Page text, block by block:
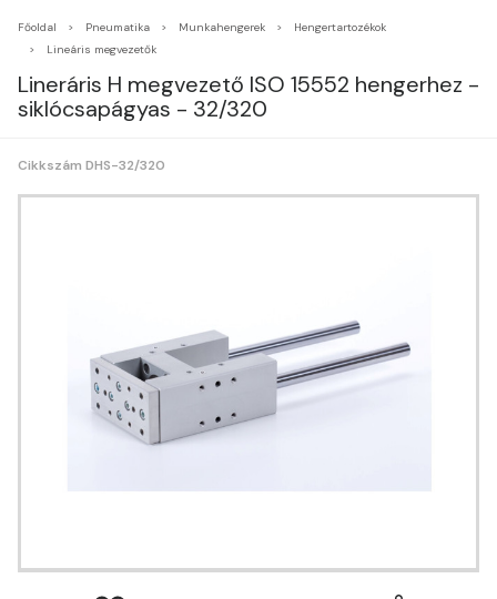
Főoldal Pneumatika Munkahengerek
Hengertartozékok
Lineáris megvezetők
Lineráris H megvezető ISO 15552 hengerhez -
siklócsapágyas - 32/320
Cikkszám DHS-32/320